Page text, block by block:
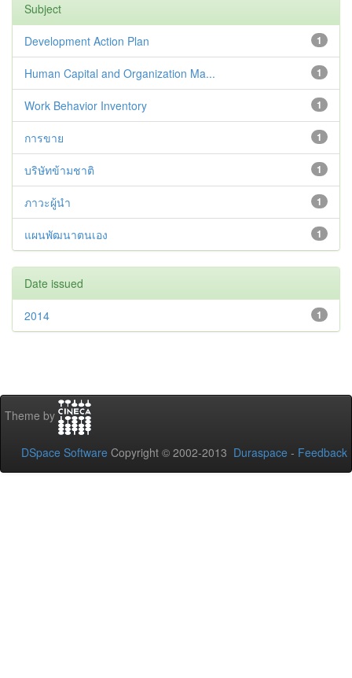
Subject
1
Development Action Plan
1
Human Capital and Organization Ma...
1
Work Behavior Inventory
1
การขาย
1
บริษัทข้ามชาติ
1
ภาวะผู้นำ
1
แผนพัฒนาตนเอง
Date issued
1
2014
Theme by
DSpace Software Copyright © 2002-2013 Duraspace - Feedback